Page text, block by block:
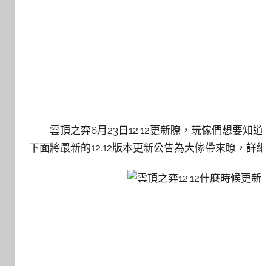
雲頂之弈6月23日12.12更新瞭，玩傢們想要
下面將最新的12.12版本更新公告為大傢帶來瞭，